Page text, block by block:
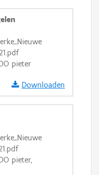
pieter
Downloaden
pieter,